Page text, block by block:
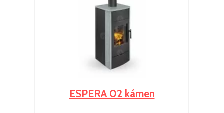
ESPERA 02 kámen